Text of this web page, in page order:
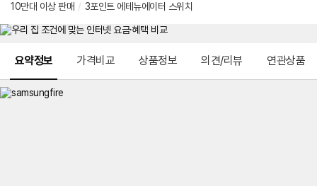
10만대 이상 판매 / 3포인트 에테뉴에이터 스위치
요약정보 가격비교 상품정보 의견/리뷰 연관상품